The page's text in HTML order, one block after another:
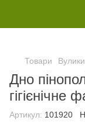
Товари Вулики
Дно
Артикул: 101920